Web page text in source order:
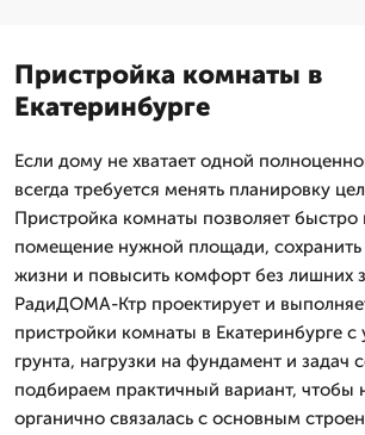
Пристройка комнаты в
Екатеринбурге
Если дому не хватает одной
всегда требуется менять планировку
Пристройка комнаты позволяет быстро
помещение нужной площади,
жизни и повысить комфорт без лишних
РадиДОМА-Ктр проектирует и
пристройки комнаты в Екатеринбурге с
грунта, нагрузки на фундамент и задач
подбираем практичный вариант, чтобы
органично связалась с основным